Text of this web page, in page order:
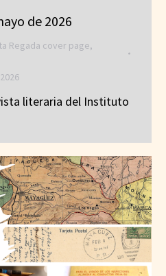
de 2026
Regada cover page,
literaria del Instituto